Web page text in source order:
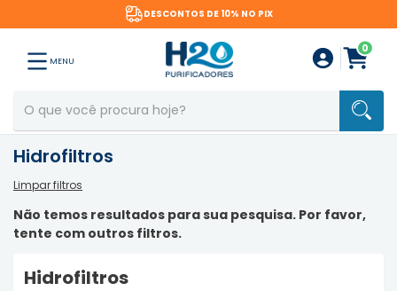
DESCONTOS DE 10% NO PIX
MENU
0
Hidrofiltros
Limpar filtros
Não temos resultados para sua pesquisa. Por favor,
tente com outros filtros.
Hidrofiltros